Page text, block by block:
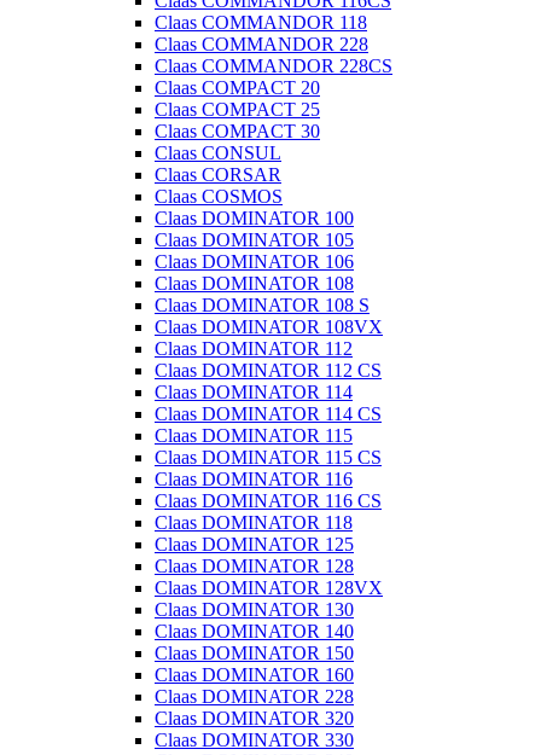
Claas COMMANDOR 118
Claas COMMANDOR 228
Claas COMMANDOR 228CS
Claas COMPACT 20
Claas COMPACT 25
Claas COMPACT 30
Claas CONSUL
Claas CORSAR
Claas COSMOS
Claas DOMINATOR 100
Claas DOMINATOR 105
Claas DOMINATOR 106
Claas DOMINATOR 108
Claas DOMINATOR 108 S
Claas DOMINATOR 108VX
Claas DOMINATOR 112
Claas DOMINATOR 112 CS
Claas DOMINATOR 114
Claas DOMINATOR 114 CS
Claas DOMINATOR 115
Claas DOMINATOR 115 CS
Claas DOMINATOR 116
Claas DOMINATOR 116 CS
Claas DOMINATOR 118
Claas DOMINATOR 125
Claas DOMINATOR 128
Claas DOMINATOR 128VX
Claas DOMINATOR 130
Claas DOMINATOR 140
Claas DOMINATOR 150
Claas DOMINATOR 160
Claas DOMINATOR 228
Claas DOMINATOR 320
Claas DOMINATOR 330